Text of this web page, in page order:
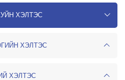
ХЭЛТЭС
ХЭЛТЭС
ХЭЛТЭС